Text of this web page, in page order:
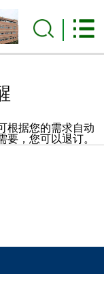
根据您的需求自动
，您可以退订。